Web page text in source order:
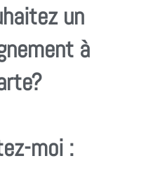
un
à
moi :